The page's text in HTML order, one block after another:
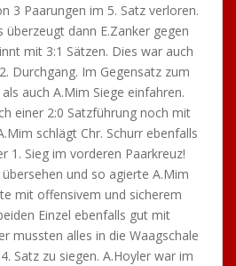
3 Paarungen im 5. Satz verloren.
überzeugt dann E.Zanker gegen
mit 3:1 Sätzen. Dies war auch
Durchgang. Im Gegensatz zum
auch A.Mim Siege einfahren.
einer 2:0 Satzführung noch mit
schlägt Chr. Schurr ebenfalls
1. Sieg im vorderen Paarkreuz!
und so agierte A.Mim
mit offensivem und sicherem
Einzel ebenfalls gut mit
mussten alles in die Waagschale
Satz zu siegen. A.Hoyler war im